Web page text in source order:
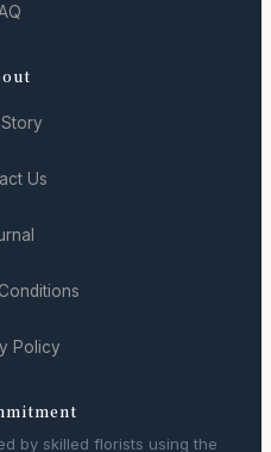
Us
Policy
by skilled florists using the